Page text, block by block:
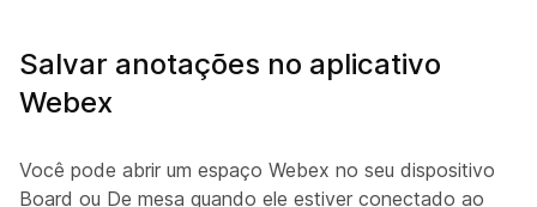
Salvar anotações no aplicativo
Webex
Você pode abrir um espaço Webex no seu dispositivo
Board ou De mesa quando ele estiver conectado ao